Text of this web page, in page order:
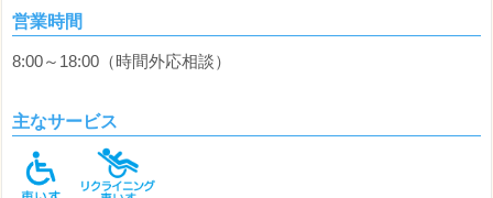
営業時間
8:00～18:00（時間外応相談）
主なサービス